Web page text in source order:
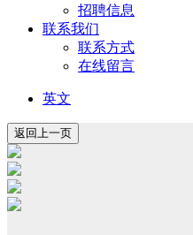
招聘信息
联系我们
联系方式
在线留言
英文